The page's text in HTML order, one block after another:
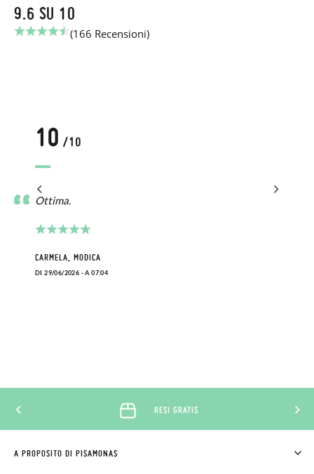
9.6 SU 10
(166 Recensioni)
10 /10
Ottima.
CARMELA, MODICA
DI 29/06/2026 - A 07:04
RESI GRATIS
A PROPOSITO DI PISAMONAS